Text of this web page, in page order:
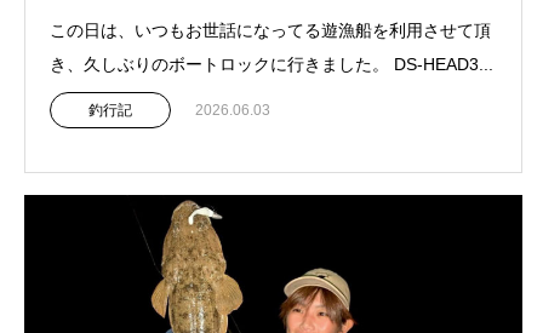
この日は、いつもお世話になってる遊漁船を利用させて頂
き、久しぶりのボートロックに行きました。 DS-HEAD3...
釣行記 2026.06.03